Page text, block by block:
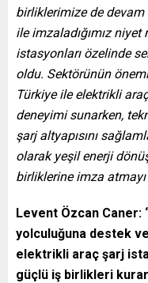
birliklerimize de
ile imzaladığımız
istasyonları özelinde
oldu. Sektörünün
Türkiye ile elektrikli
deneyimi sunarken,
şarj altyapısını
olarak yeşil enerji
birliklerine imza
Levent Özcan Caner:
yolculuğuna destek
elektrikli araç şarj
güçlü iş birlikleri